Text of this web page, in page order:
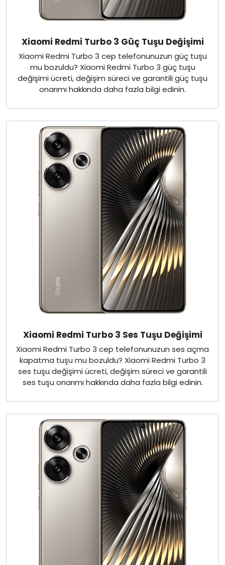
Xiaomi Redmi Turbo 3 Güç Tuşu Değişimi
Xiaomi Redmi Turbo 3 cep telefonunuzun güç tuşu
mu bozuldu? Xiaomi Redmi Turbo 3 güç tuşu
değişimi ücreti, değişim süreci ve garantili güç tuşu
onarımı hakkında daha fazla bilgi edinin.
Xiaomi Redmi Turbo 3 Ses Tuşu Değişimi
Xiaomi Redmi Turbo 3 cep telefonunuzun ses açma
kapatma tuşu mu bozuldu? Xiaomi Redmi Turbo 3
ses tuşu değişimi ücreti, değişim süreci ve garantili
ses tuşu onarımı hakkında daha fazla bilgi edinin.